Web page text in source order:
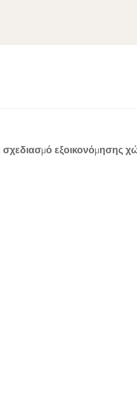
εξοικονόμησης